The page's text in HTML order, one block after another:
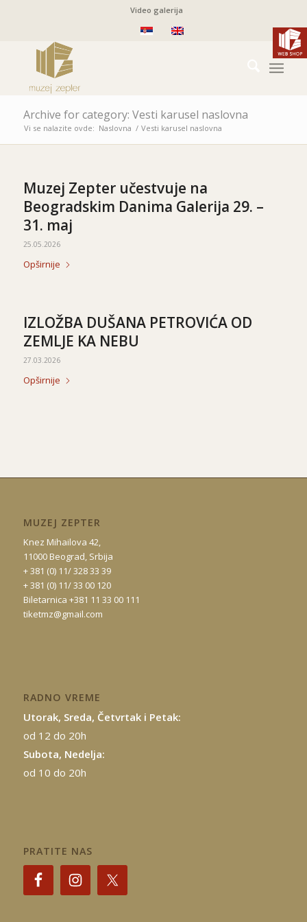
Video galerija
Archive for category: Vesti karusel naslovna
Vi se nalazite ovde: Naslovna / Vesti karusel naslovna
Muzej Zepter učestvuje na
Beogradskim Danima Galerija 29. –
31. maj
25.05.2026
Opširnije
IZLOŽBA DUŠANA PETROVIĆA OD
ZEMLJE KA NEBU
27.03.2026
Opširnije
MUZEJ ZEPTER
Knez Mihailova 42,
11000 Beograd, Srbija
+ 381 (0) 11/ 328 33 39
+ 381 (0) 11/ 33 00 120
Biletarnica +381 11 33 00 111
tiketmz@gmail.com
RADNO VREME
Utorak, Sreda, Četvrtak i Petak:
od 12 do 20h
Subota, Nedelja:
od 10 do 20h
PRATITE NAS